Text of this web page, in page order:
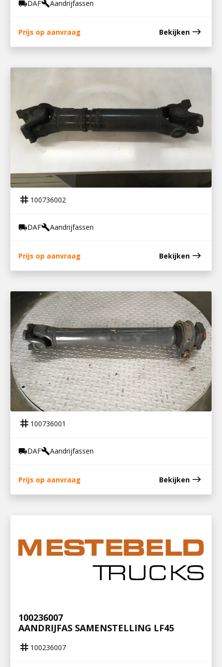
local_shippingDAFbuildAandrijfassen
Prijs op aanvraag Bekijken east
100736002
AANDRIJFAS CF75
tag 100736002
local_shippingDAFbuildAandrijfassen
Prijs op aanvraag Bekijken east
100736001
TUSSENAANDRIJFAS CF75
tag 100736001
local_shippingDAFbuildAandrijfassen
Prijs op aanvraag Bekijken east
100236007
AANDRIJFAS SAMENSTELLING LF45
tag 100236007